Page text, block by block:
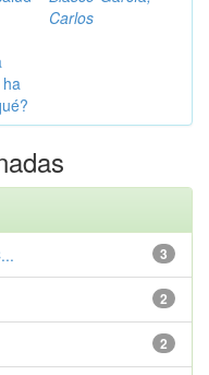
Carlos
3
2
2